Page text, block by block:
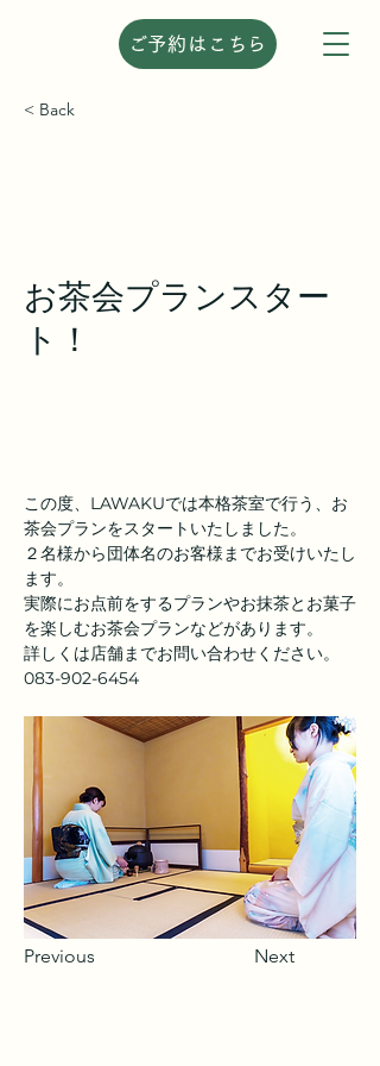
ご予約はこちら
< Back
お茶会プランスター
ト！
Previous Next
この度、LAWAKUでは本格茶室で行う、お
茶会プランをスタートいたしました。
２名様から団体名のお客様までお受けいたし
ます。
実際にお点前をするプランやお抹茶とお菓子
を楽しむお茶会プランなどがあります。
詳しくは店舗までお問い合わせください。
083-902-6454